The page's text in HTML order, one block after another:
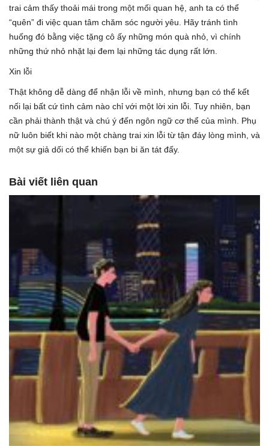
trai cảm thấy thoải mái trong một mối quan hệ, anh ta có thể
“quên” đi việc quan tâm chăm sóc người yêu. Hãy tránh tình
huống đó bằng việc tặng cô ấy những món quà nhỏ, vì chính
những thứ nhỏ nhặt lại đem lại những tác dụng rất lớn.
Xin lỗi
Thật không dễ dàng để nhận lỗi về mình, nhưng bạn có thể kết
nối lại bất cứ tình cảm nào chỉ với một lời xin lỗi. Tuy nhiên, bạn
cần phải thành thật và chú ý đến ngôn ngữ cơ thể của mình. Phụ
nữ luôn biết khi nào một chàng trai xin lỗi từ tận đáy lòng mình, và
một sự giả dối có thể khiến bạn bi ăn tát đấy.
Bài viết liên quan